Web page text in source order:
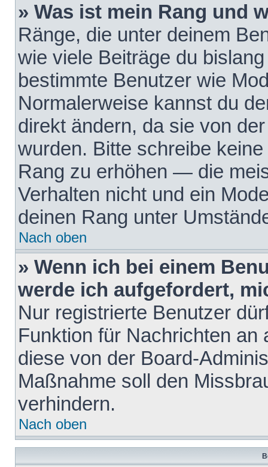
» Was ist mein Rang und
Ränge, die unter deinem
wie viele Beiträge du
bestimmte Benutzer wie
Normalerweise kannst du
direkt ändern, da sie von
wurden. Bitte schreibe
Rang zu erhöhen — die
Verhalten nicht und ein
deinen Rang unter
Nach oben
» Wenn ich bei einem
werde ich aufgefordert,
Nur registrierte Benutzer
Funktion für Nachrichten
diese von der Board-
Maßnahme soll den
verhindern.
Nach oben